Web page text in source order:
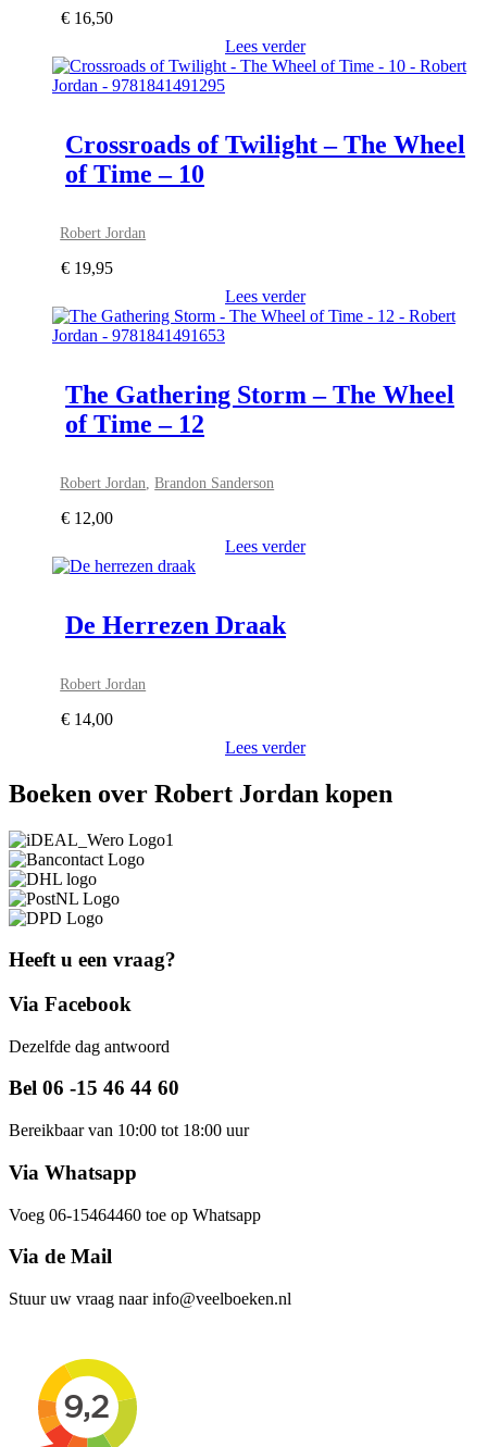
€ 16,50
Lees verder
Crossroads of Twilight – The Wheel
of Time – 10
Robert Jordan
€ 19,95
Lees verder
The Gathering Storm – The Wheel
of Time – 12
Robert Jordan ,Brandon Sanderson
€ 12,00
Lees verder
De Herrezen Draak
Robert Jordan
€ 14,00
Lees verder
Boeken over Robert Jordan kopen
Heeft u een vraag?
Via Facebook
Dezelfde dag antwoord
Bel 06 -15 46 44 60
Bereikbaar van 10:00 tot 18:00 uur
Via Whatsapp
Voeg 06-15464460 toe op Whatsapp
Via de Mail
Stuur uw vraag naar info@veelboeken.nl